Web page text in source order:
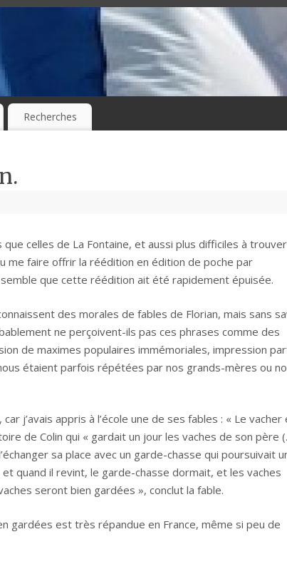
Recherches
que celles de La Fontaine, et aussi plus difficiles à trouver
me faire offrir la réédition en édition de poche par
que cette réédition ait été rapidement épuisée.
des morales de fables de Florian, mais sans
ne perçoivent-ils pas ces phrases comme des
de maximes populaires immémoriales, impression
étaient parfois répétées par nos grands-mères ou
j’avais appris à l’école une de ses fables : « Le vacher
de Colin qui « gardait un jour les vaches de son père
sa place avec un garde-chasse qui poursuivait
et quand il revint, le garde-chasse dormait, et les vaches
seront bien gardées », conclut la fable.
gardées est très répandue en France, même si peu de